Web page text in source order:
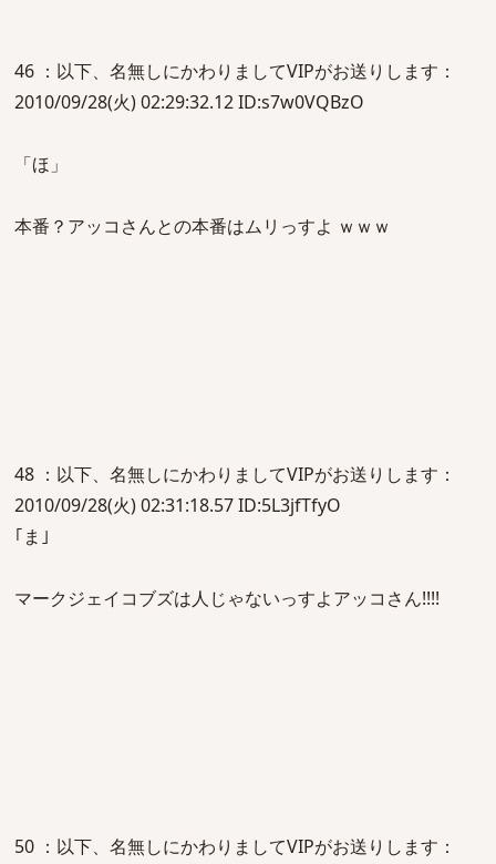
46 ：以下、名無しにかわりましてVIPがお送りします：
2010/09/28(火) 02:29:32.12 ID:s7w0VQBzO
「ほ」
本番？アッコさんとの本番はムリっすよ ｗｗｗ
48 ：以下、名無しにかわりましてVIPがお送りします：
2010/09/28(火) 02:31:18.57 ID:5L3jfTfyO
｢ま｣
マークジェイコブズは人じゃないっすよアッコさん!!!!
50 ：以下、名無しにかわりましてVIPがお送りします：